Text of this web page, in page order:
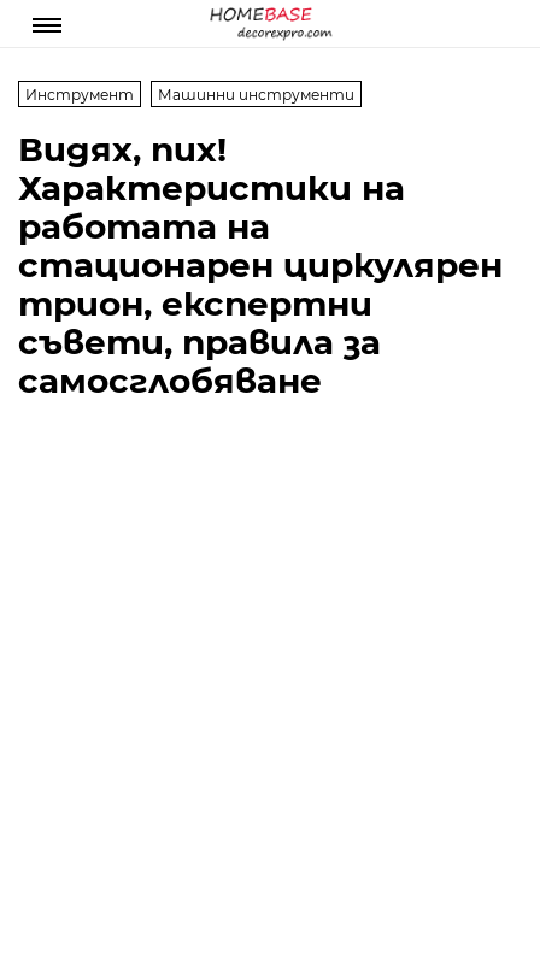
Инструмент Машинни инструменти
Видях, пих!
Характеристики на
работата на
стационарен циркулярен
трион, експертни
съвети, правила за
самосглобяване